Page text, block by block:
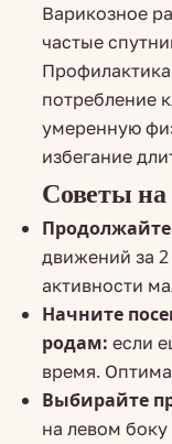
Варикозное
частые
потребление
умеренную
избегание
Советы на
движений за
активности
Начните
родам: если
время.
Выбирайте
на левом